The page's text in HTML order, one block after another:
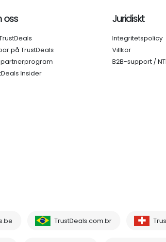
oss
på TrustDeals
Insider
Juridiskt
Integritetspolicy
Villkor
B2B-support /
TrustDeals.com.br